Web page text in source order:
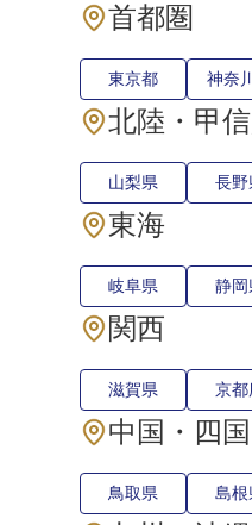
首都圏
東京都 神奈
北陸・甲
山梨県 長野
東海
岐阜県 静岡
関西
滋賀県 京都
中国・四国
鳥取県 島根